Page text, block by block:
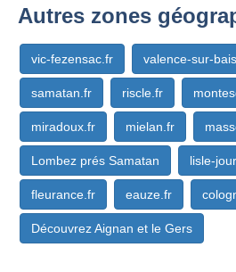
Autres zones
vic-fezensac.fr valence-sur-
samatan.fr riscle.fr
miradoux.fr mielan.fr
Lombez prés Samatan lisle-
fleurance.fr eauze.fr
Découvrez Aignan et le Gers